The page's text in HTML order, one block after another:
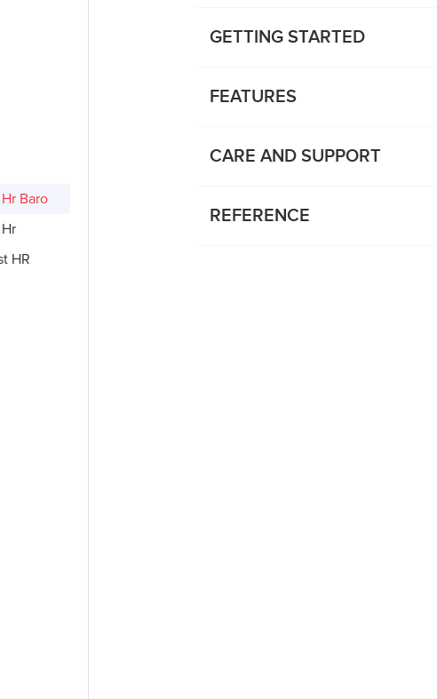
Baro
HR
GETTING STARTED
FEATURES
CARE AND SUPPORT
REFERENCE